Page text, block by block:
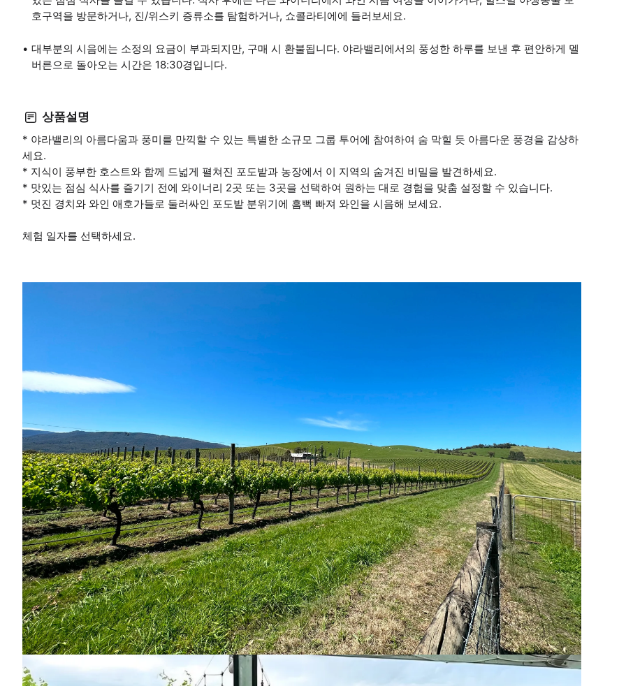
호구역을 방문하거나, 진/위스키 증류소를 탐험하거나, 쇼콜라티에에 들러보세요.
대부분의 시음에는 소정의 요금이 부과되지만, 구매 시 환불됩니다. 야라밸리에서의 풍성한 하루를 보낸 후 편안하게 멜
버른으로 돌아오는 시간은 18:30경입니다.
상품설명
* 야라밸리의 아름다움과 풍미를 만끽할 수 있는 특별한 소규모 그룹 투어에 참여하여 숨 막힐 듯 아름다운 풍경을 감상하
세요.
* 지식이 풍부한 호스트와 함께 드넓게 펼쳐진 포도밭과 농장에서 이 지역의 숨겨진 비밀을 발견하세요.
* 맛있는 점심 식사를 즐기기 전에 와이너리 2곳 또는 3곳을 선택하여 원하는 대로 경험을 맞춤 설정할 수 있습니다.
* 멋진 경치와 와인 애호가들로 둘러싸인 포도밭 분위기에 흠뻑 빠져 와인을 시음해 보세요.
체험 일자를 선택하세요.